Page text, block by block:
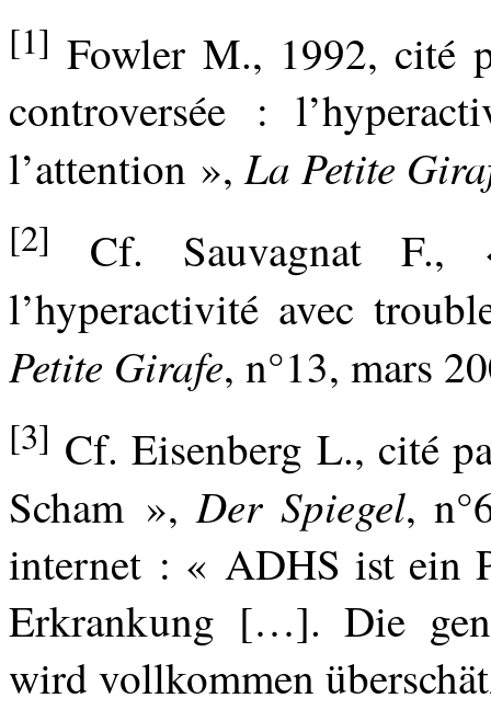
[1] Fowler M., 1992, cité
controversée :
l’attention »,La Petite
[2]
Cf. Sauvagnat F.,
l’hyperactivité avec
Petite Girafe, n°13, mars
[3] Cf. Eisenberg L., cité
Scham »,Der Spiegel,
internet : « ADHS ist ein
Erkrankung […]. Die
wird vollkommen